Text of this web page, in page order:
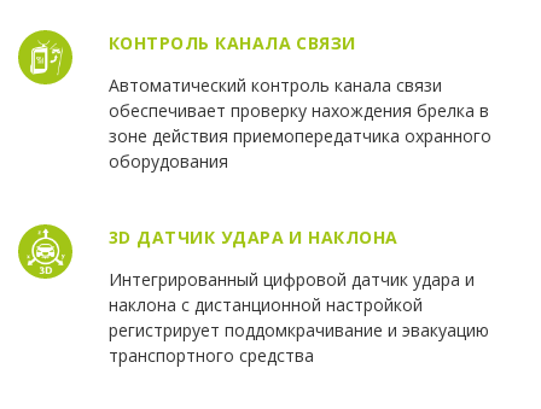
КОНТРОЛЬ КАНАЛА СВЯЗИ
Автоматический контроль канала связи
обеспечивает проверку нахождения брелка в
зоне действия приемопередатчика охранного
оборудования
3D ДАТЧИК УДАРА И НАКЛОНА
Интегрированный цифровой датчик удара и
наклона с дистанционной настройкой
регистрирует поддомкрачивание и эвакуацию
транспортного средства